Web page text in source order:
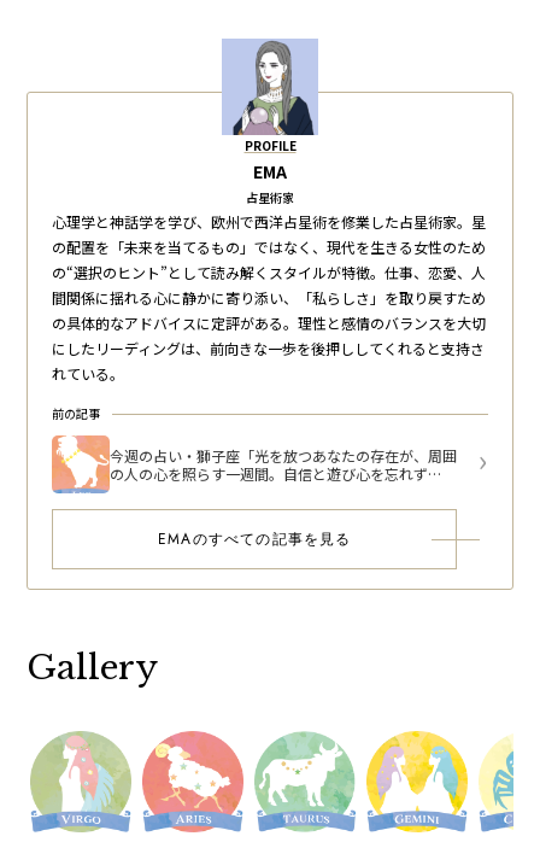
PROFILE
EMA
占星術家
心理学と神話学を学び、欧州で西洋占星術を修業した占星術家。星
の配置を「未来を当てるもの」ではなく、現代を生きる女性のため
の“選択のヒント”として読み解くスタイルが特徴。仕事、恋愛、人
間関係に揺れる心に静かに寄り添い、「私らしさ」を取り戻すため
の具体的なアドバイスに定評がある。理性と感情のバランスを大切
にしたリーディングは、前向きな一歩を後押ししてくれると支持さ
れている。
前の記事
今週の占い・獅子座「光を放つあなたの存在が、周囲
の人の心を照らす一週間。自信と遊び心を忘れず
EMAのすべての記事を見る
Gallery